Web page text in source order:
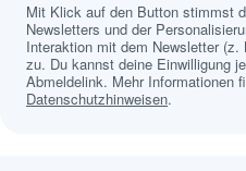
Mit Klick auf den Button stimmst
Newsletters und der
Interaktion mit dem Newsletter
zu. Du kannst deine Einwilligung
Abmeldelink. Mehr Informationen
Datenschutzhinweisen.